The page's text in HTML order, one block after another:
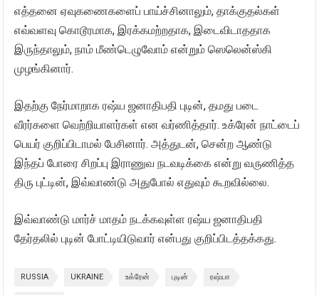
எத்தனை ஏவுகணைகளைப் பாய்ச்சினாலும், தாக்குதல்கள்
எவ்வளவு கொடூரமாக, இரக்கமற்றதாக, இடைவிடாததாக
இருந்தாலும், நாம் மீண்டெழுவோம் என்றும் ஸெலென்ஸ்கி
முழங்கினார்.
இதற்கு நேர்மாறாக ரஷ்ய ஜனாதிபதி புடின், தமது படை
வீரர்களை வெற்றியாளர்கள் என வர்ணித்தார். உக்ரேன் நாட்டைப்
பெயர் குறிப்பிடாமல் பேசினார். அத்துடன், சென்ற ஆண்டு
இந்தப் போரை சிறப்பு இராணுவ நடவடிக்கை என்று வருணித்த
திரு புட்டின், இவ்வாண்டு அதுபோல் எதுவும் கூறவில்லை.
இவ்வாண்டு மார்ச் மாதம் நடக்கவுள்ள ரஷ்ய ஜனாதிபதி
தேர்தலில் புடின் போட்டியிடுவார் என்பது குறிப்பிடத்தக்கது.
RUSSIA UKRAINE உக்ரேன் புடின் ரஷ்யா